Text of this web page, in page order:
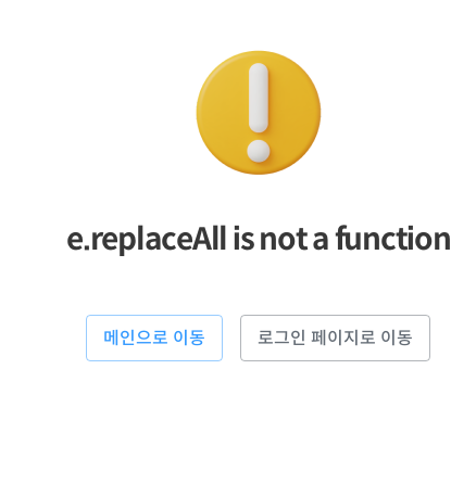
e.replaceAll is not a function
메인으로 이동 로그인 페이지로 이동